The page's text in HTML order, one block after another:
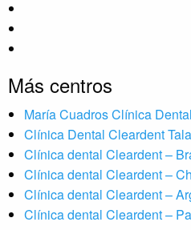
Más centros
María Cuadros Clínica Dental
Clínica Dental Cleardent
Clínica dental Cleardent –
Clínica dental Cleardent –
Clínica dental Cleardent –
Clínica dental Cleardent –